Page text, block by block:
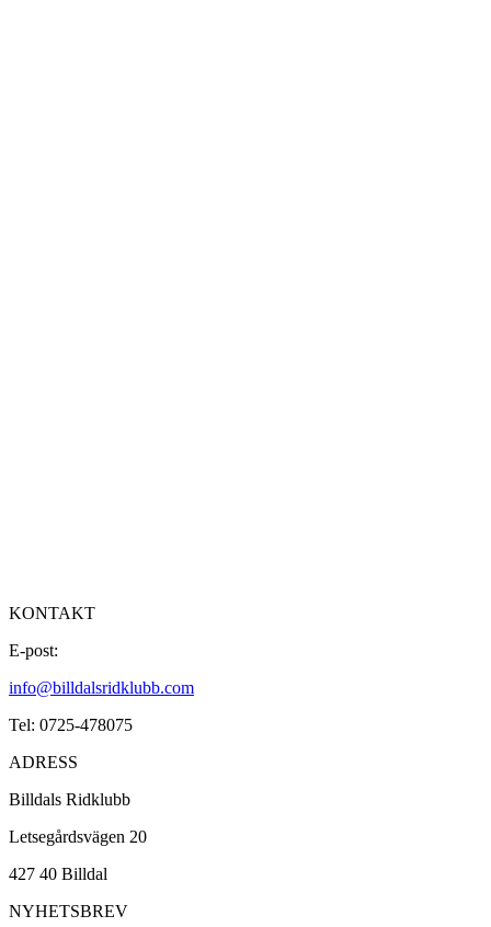
KONTAKT
E-post:
info@billdalsridklubb.com
Tel: 0725-478075
ADRESS
Billdals Ridklubb
Letsegårdsvägen 20
427 40 Billdal
NYHETSBREV